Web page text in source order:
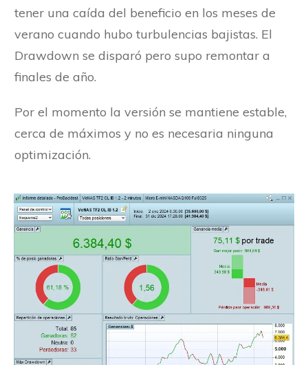
tener una caída del beneficio en los meses de
verano cuando hubo turbulencias bajistas. El
Drawdown se disparó pero supo remontar a
finales de año.
Por el momento la versión se mantiene estable,
cerca de máximos y no es necesaria ninguna
optimización.